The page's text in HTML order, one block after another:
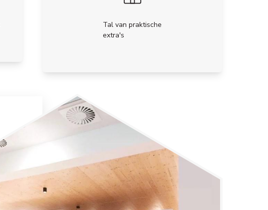
Tal van praktische
extra's